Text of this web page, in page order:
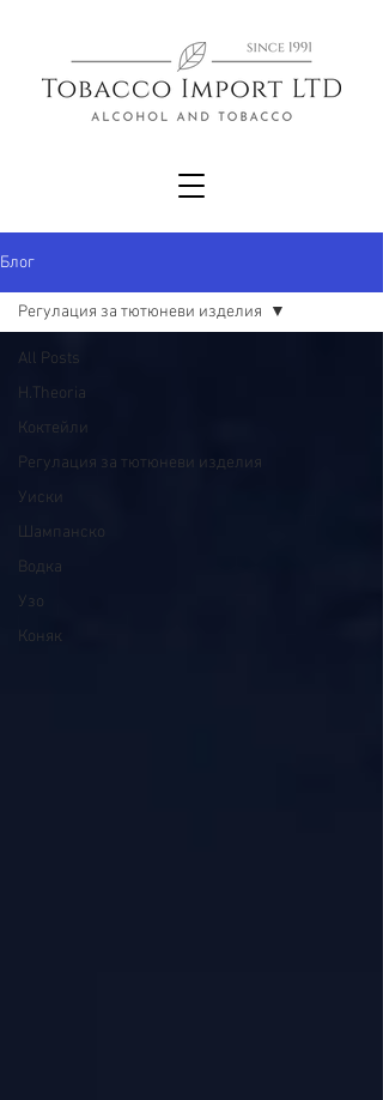
Блог
All Posts
H.Theoria
Коктейли
Регулация за тютюневи изделия
Уиски
Шампанско
Водка
Узо
Коняк
Регулация за тютюневи изделия